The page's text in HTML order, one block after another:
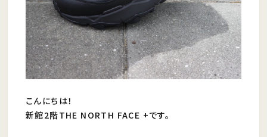
こんにちは！
新館2階THE NORTH FACE +です。